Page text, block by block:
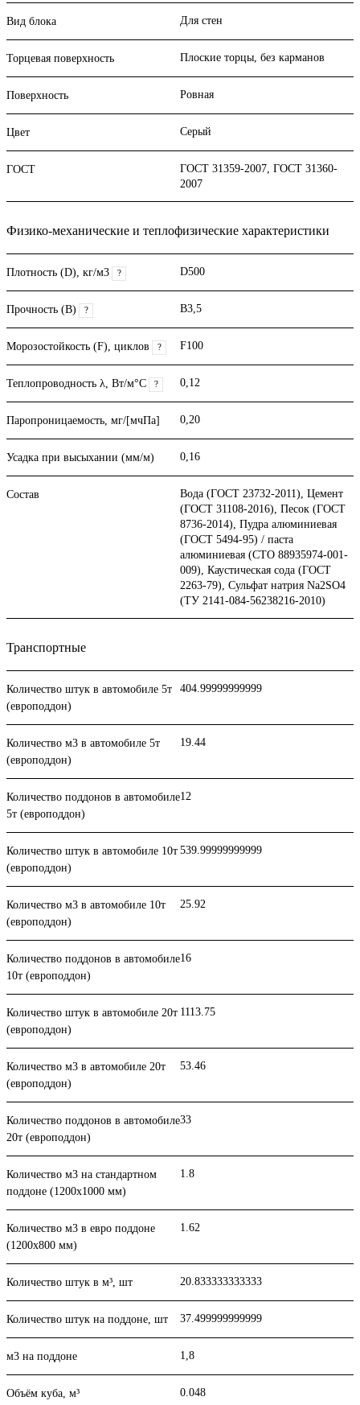
Вид блока Для стен
Торцевая поверхность Плоские торцы, без карманов
Поверхность Ровная
Цвет Серый
ГОСТ
ГОСТ 31359-2007, ГОСТ 31360-
2007
Физико-механические и теплофизические характеристики
Плотность (D), кг/м3 ? D500
Прочность (В) ? B3,5
Морозостойкость (F), циклов ? F100
Теплопроводность λ, Вт/м°С ? 0,12
Паропроницаемость, мг/[мчПа] 0,20
Усадка при высыхании (мм/м) 0,16
Состав
Вода (ГОСТ 23732-2011), Цемент
(ГОСТ 31108-2016), Песок (ГОСТ
8736-2014), Пудра алюминиевая
(ГОСТ 5494-95) / паста
алюминиевая (СТО 88935974-001-
009), Каустическая сода (ГОСТ
2263-79), Сульфат натрия Na2SO4
(ТУ 2141-084-56238216-2010)
Транспортные
Количество штук в автомобиле 5т
(европоддон)
404.99999999999
Количество м3 в автомобиле 5т
(европоддон)
19.44
Количество поддонов в автомобиле
5т (европоддон)
12
Количество штук в автомобиле 10т
(европоддон)
539.99999999999
Количество м3 в автомобиле 10т
(европоддон)
25.92
Количество поддонов в автомобиле
10т (европоддон)
16
Количество штук в автомобиле 20т
(европоддон)
1113.75
Количество м3 в автомобиле 20т
(европоддон)
53.46
Количество поддонов в автомобиле
20т (европоддон)
33
Количество м3 на стандартном
поддоне (1200x1000 мм)
1.8
Количество м3 в евро поддоне
(1200x800 мм)
1.62
Количество штук в м³, шт 20.833333333333
Количество штук на поддоне, шт 37.499999999999
м3 на поддоне 1,8
Объём куба, м³ 0.048